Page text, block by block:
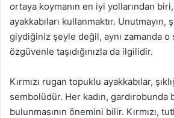
ortaya koymanın en iyi yollarından biri,
ayakkabıları kullanmaktır. Unutmayın,
giydiğiniz şeyle değil, aynı zamanda o
özgüvenle taşıdığınızla da ilgilidir.
Kırmızı rugan topuklu ayakkabılar,
sembolüdür. Her kadın, gardırobunda
bulunmasının önemini bilir. Kırmızı,